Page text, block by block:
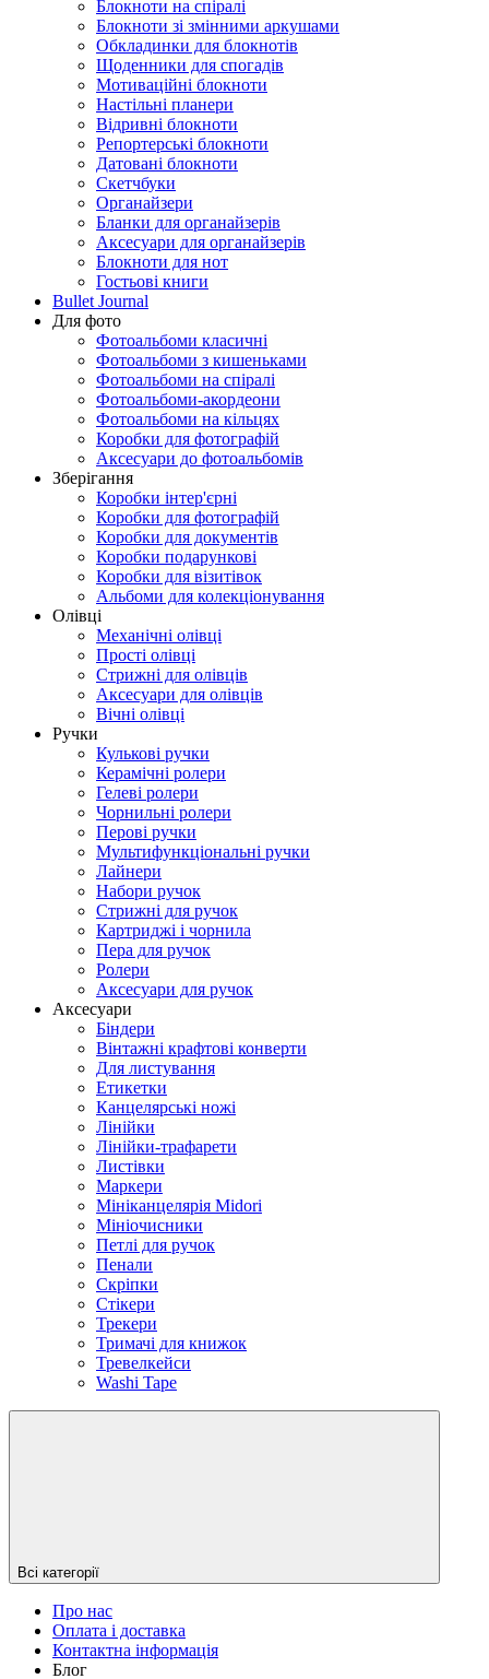
Блокноти на спіралі
Блокноти зі змінними аркушами
Обкладинки для блокнотів
Щоденники для спогадів
Мотиваційні блокноти
Настільні планери
Відривні блокноти
Репортерські блокноти
Датовані блокноти
Скетчбуки
Органайзери
Бланки для органайзерів
Аксесуари для органайзерів
Блокноти для нот
Гостьові книги
Bullet Journal
Для фото
Фотоальбоми класичні
Фотоальбоми з кишеньками
Фотоальбоми на спіралі
Фотоальбоми-акордеони
Фотоальбоми на кільцях
Коробки для фотографій
Аксесуари до фотоальбомів
Зберігання
Коробки інтер'єрні
Коробки для фотографій
Коробки для документів
Коробки подарункові
Коробки для візитівок
Альбоми для колекціонування
Олівці
Механічні олівці
Прості олівці
Стрижні для олівців
Аксесуари для олівців
Вічні олівці
Ручки
Кулькові ручки
Керамічні ролери
Гелеві ролери
Чорнильні ролери
Перові ручки
Мультифункціональні ручки
Лайнери
Набори ручок
Стрижні для ручок
Картриджі і чорнила
Пера для ручок
Ролери
Аксесуари для ручок
Аксесуари
Біндери
Вінтажні крафтові конверти
Для листування
Етикетки
Канцелярські ножі
Лінійки
Лінійки-трафарети
Листівки
Маркери
Мініканцелярія Midori
Мініочисники
Петлі для ручок
Пенали
Скріпки
Стікери
Трекери
Тримачі для книжок
Тревелкейси
Washi Tape
Всі категорії
Про нас
Оплата і доставка
Контактна інформація
Блог